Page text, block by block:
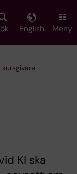
English Meny
KI ska